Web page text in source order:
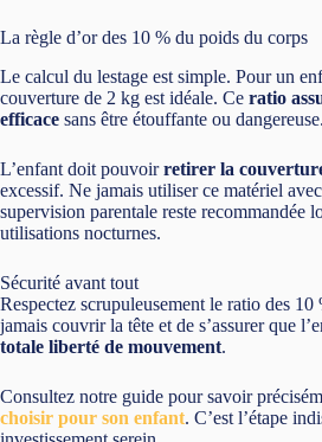
La règle d’or des 10 % du poids du corps
Le calcul du lestage est simple. Pour un
couverture de 2 kg est idéale. Ce ratio
efficace sans être étouffante ou dangereuse.
L’enfant doit pouvoirretirer la
excessif. Ne jamais utiliser ce matériel
supervision parentale reste recommandée
utilisations nocturnes.
Sécurité avant tout
Respectez scrupuleusement le ratio des 10
jamais couvrir la tête et de s’assurer que
totale liberté de mouvement.
Consultez notre guide pour savoir
choisir pour son enfant. C’est l’étape